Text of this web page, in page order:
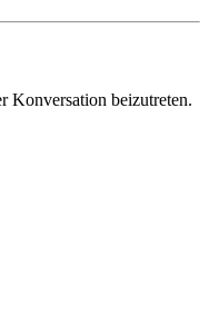
Konversation beizutreten.